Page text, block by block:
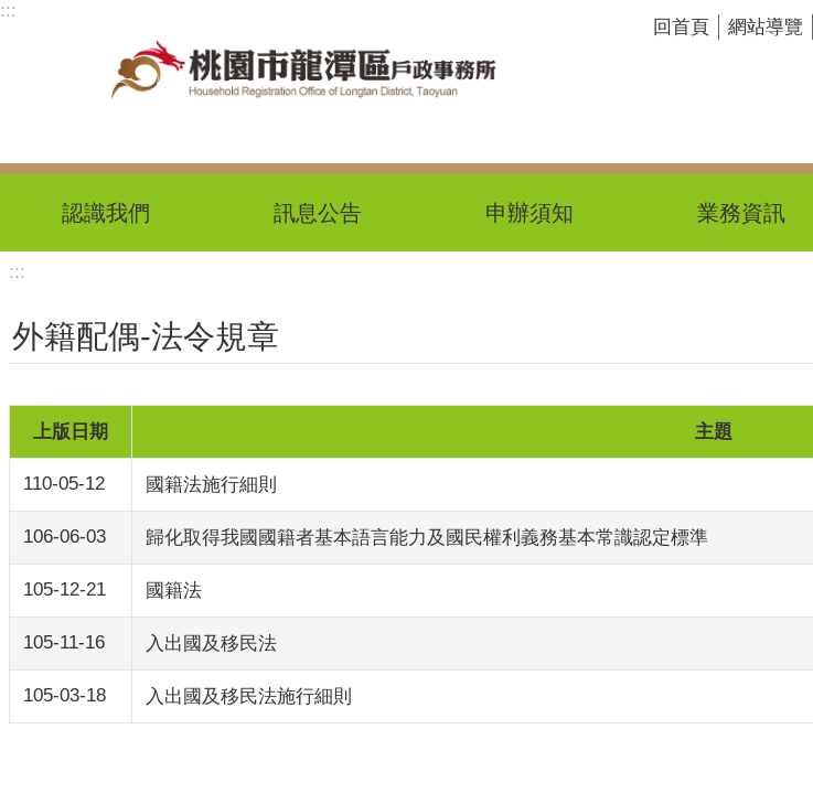
跳到主要內容區塊
:::
回首頁 網站導覽
認識我們 訊息公告 申辦須知 業務資訊
:::
外籍配偶-法令規章
上版日期 主題
110-05-12 國籍法施行細則
106-06-03 歸化取得我國國籍者基本語言能力及國民權利義務基本常識認定標準
105-12-21 國籍法
105-11-16 入出國及移民法
105-03-18 入出國及移民法施行細則